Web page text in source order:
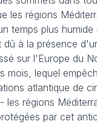
les régions
temps plus
dû à la présence
sur l'Europe du
mois, lequel
atlantique de
les régions
par cet